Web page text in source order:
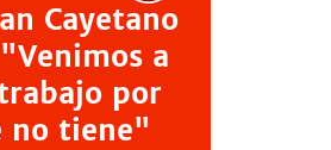
Cayetano
a
por
no tiene"